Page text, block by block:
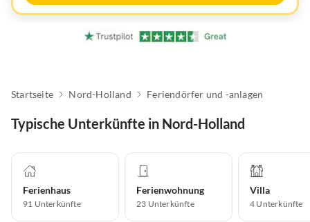
Startseite Nord-Holland Feriendörfer und -anlagen
Typische Unterkünfte in Nord-Holland
Ferienhaus
91 Unterkünfte
Ferienwohnung
23 Unterkünfte
Villa
4 Unterkünfte